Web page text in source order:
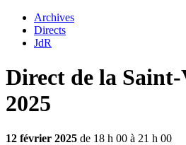
Archives
Directs
JdR
Direct de la
2025
12 février 2025 de 18 h 00 à 21 h 00